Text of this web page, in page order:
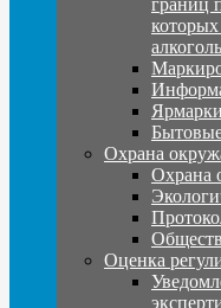
Ярмарки
Охрана
Охрана
Оценка